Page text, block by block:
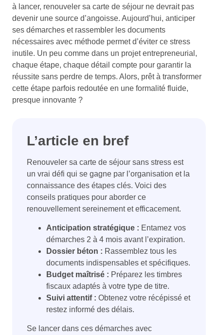
à lancer, renouveler sa carte de séjour ne devrait pas
devenir une source d’angoisse. Aujourd’hui, anticiper
ses démarches et rassembler les documents
nécessaires avec méthode permet d’éviter ce stress
inutile. Un peu comme dans un projet entrepreneurial,
chaque étape, chaque détail compte pour garantir la
réussite sans perdre de temps. Alors, prêt à transformer
cette étape parfois redoutée en une formalité fluide,
presque innovante ?
L’article en bref
Renouveler sa carte de séjour sans stress est
un vrai défi qui se gagne par l’organisation et la
connaissance des étapes clés. Voici des
conseils pratiques pour aborder ce
renouvellement sereinement et efficacement.
Anticipation stratégique : Entamez vos
démarches 2 à 4 mois avant l’expiration.
Dossier béton : Rassemblez tous les
documents indispensables et spécifiques.
Budget maîtrisé : Préparez les timbres
fiscaux adaptés à votre type de titre.
Suivi attentif : Obtenez votre récépissé et
restez informé des délais.
Se lancer dans ces démarches avec